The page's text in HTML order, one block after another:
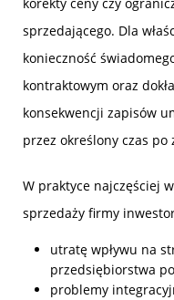
sprzedającego. Dla
konieczność
kontraktowym oraz
konsekwencji zapisów
przez określony czas
W praktyce najczęściej
sprzedaży firmy
utratę wpływu na
przedsiębiorstwa
problemy